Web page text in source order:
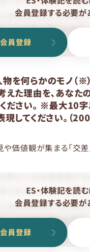
会員登録する必要が
会員登録
を何らかのモノ（※
えた理由を、あな
ださい。 ※最大10
現してください。（
価値観が集まる「交差
ES・体験記を読む
会員登録する必要が
会員登録